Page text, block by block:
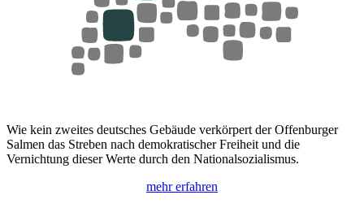
Wie kein zweites deutsches Gebäude verkörpert der Offenburger
Salmen das Streben nach demokratischer Freiheit und die
Vernichtung dieser Werte durch den Nationalsozialismus.
mehr erfahren